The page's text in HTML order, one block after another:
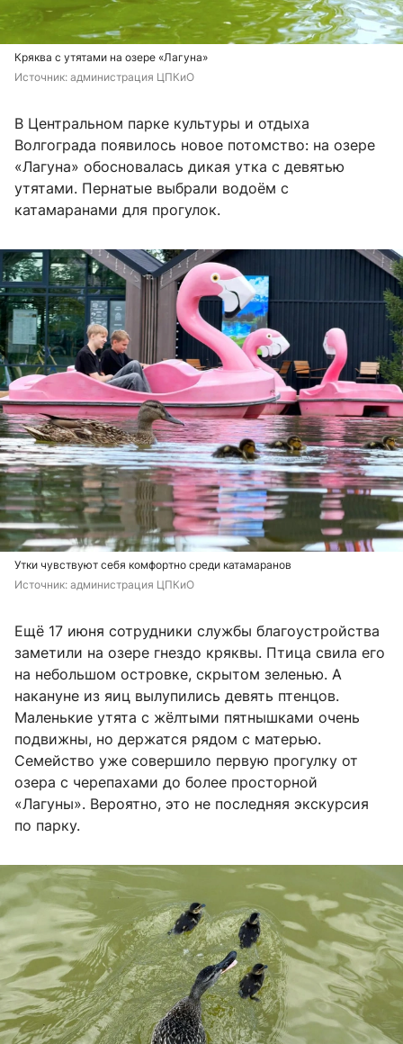
Кряква с утятами на озере «Лагуна»
Источник: администрация ЦПКиО
В Центральном парке культуры и отдыха
Волгограда появилось новое потомство: на озере
«Лагуна» обосновалась дикая утка с девятью
утятами. Пернатые выбрали водоём с
катамаранами для прогулок.
Утки чувствуют себя комфортно среди катамаранов
Источник: администрация ЦПКиО
Ещё 17 июня сотрудники службы благоустройства
заметили на озере гнездо кряквы. Птица свила его
на небольшом островке, скрытом зеленью. А
накануне из яиц вылупились девять птенцов.
Маленькие утята с жёлтыми пятнышками очень
подвижны, но держатся рядом с матерью.
Семейство уже совершило первую прогулку от
озера с черепахами до более просторной
«Лагуны». Вероятно, это не последняя экскурсия
по парку.